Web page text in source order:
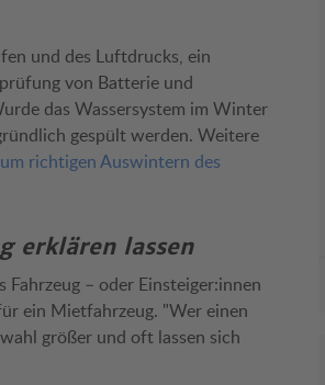
und des Luftdrucks, ein
von Batterie und
das Wassersystem im Winter
gespült werden. Weitere
richtigen Auswintern des
erklären lassen
– oder Einsteiger:innen
ein Mietfahrzeug. "Wer einen
größer und oft lassen sich